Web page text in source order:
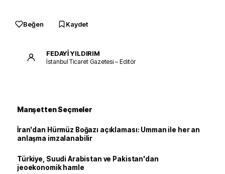
Beğen Kaydet
FEDAYİ YILDIRIM
İstanbul Ticaret Gazetesi – Editör
Manşetten Seçmeler
İran'dan Hürmüz Boğazı açıklaması: Umman ile her an
anlaşma imzalanabilir
Türkiye, Suudi Arabistan ve Pakistan'dan
jeoekonomik hamle